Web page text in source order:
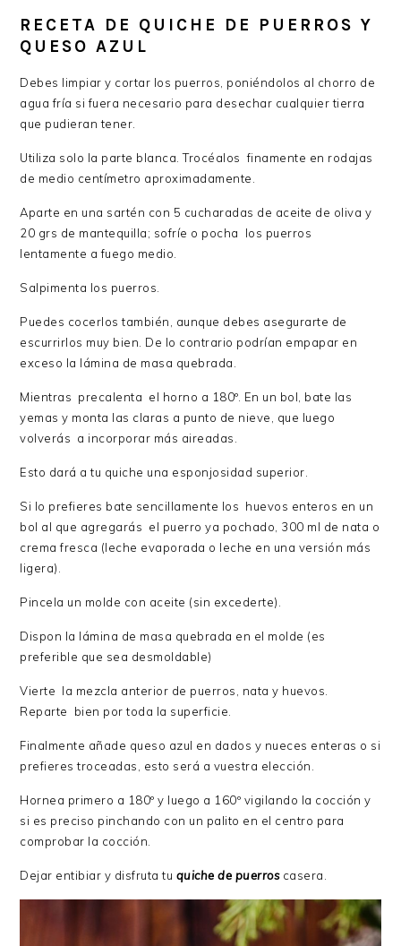
RECETA DE QUICHE DE PUERROS Y
QUESO AZUL
Debes limpiar y cortar los puerros, poniéndolos al chorro de
agua fría si fuera necesario para desechar cualquier tierra
que pudieran tener.
Utiliza solo la parte blanca. Trocéalos finamente en rodajas
de medio centímetro aproximadamente.
Aparte en una sartén con 5 cucharadas de aceite de oliva y
20 grs de mantequilla; sofríe o pocha los puerros
lentamente a fuego medio.
Salpimenta los puerros.
Puedes cocerlos también, aunque debes asegurarte de
escurrirlos muy bien. De lo contrario podrían empapar en
exceso la lámina de masa quebrada.
Mientras precalenta el horno a 180º. En un bol, bate las
yemas y monta las claras a punto de nieve, que luego
volverás a incorporar más aireadas.
Esto dará a tu quiche una esponjosidad superior.
Si lo prefieres bate sencillamente los huevos enteros en un
bol al que agregarás el puerro ya pochado, 300 ml de nata o
crema fresca (leche evaporada o leche en una versión más
ligera).
Pincela un molde con aceite (sin excederte).
Dispon la lámina de masa quebrada en el molde (es
preferible que sea desmoldable)
Vierte la mezcla anterior de puerros, nata y huevos.
Reparte bien por toda la superficie.
Finalmente añade queso azul en dados y nueces enteras o si
prefieres troceadas, esto será a vuestra elección.
Hornea primero a 180º y luego a 160º vigilando la cocción y
si es preciso pinchando con un palito en el centro para
comprobar la cocción.
Dejar entibiar y disfruta tu quiche de puerroscasera.